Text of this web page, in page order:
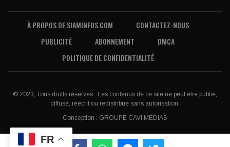
À PROPOS DE SIAMINFOS.COM
CONTACTEZ-NOUS
PUBLICITÉ
ABONNEMENT
DMCA
POLITIQUE DE CONFIDENTIALITÉ
© 2023, Tous droits réservés . Les contenus de ce site ne peut être publié,
diffusé, réécrit ou redistribué sans autorisation.
Conception : GROUPE CAVI MÉDIAS
FR